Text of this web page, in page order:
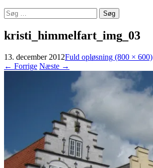
Søg
efter:
kristi_himmelfart_img_03
13. december 2012Fuld opløsning (800 × 600)
← Forrige Næste →